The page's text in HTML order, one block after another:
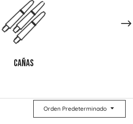
CAÑAS
Orden Predeterminado